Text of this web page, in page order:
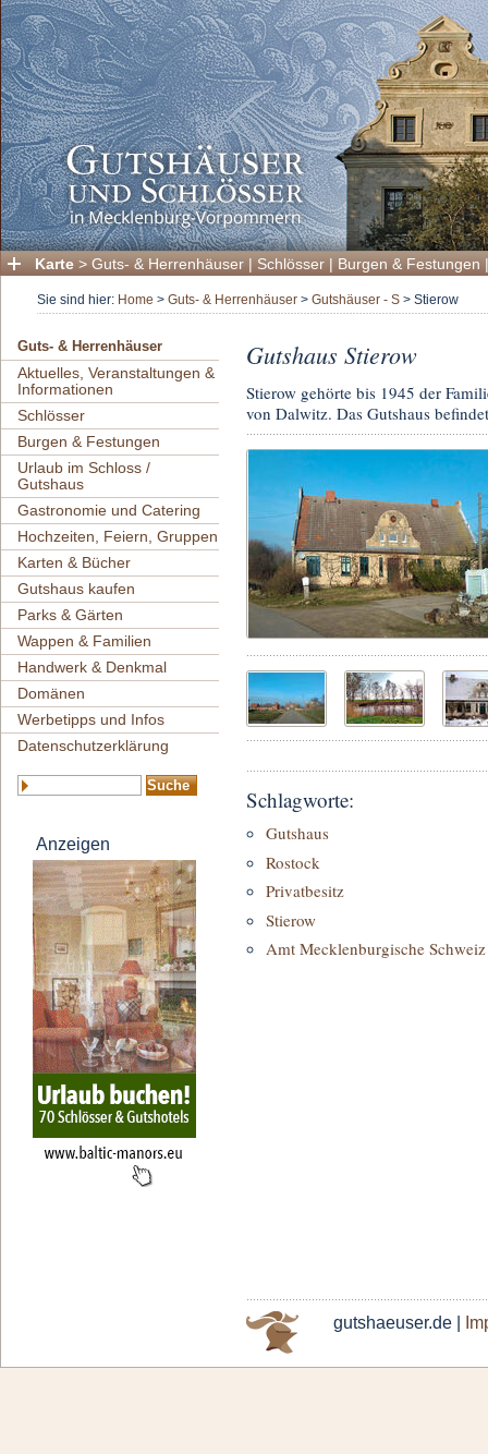
Karte > Guts- & Herrenhäuser | Schlösser | Burgen & Festungen
Sie sind hier: Home > Guts- & Herrenhäuser > Gutshäuser - S > Stierow
Guts- & Herrenhäuser
Aktuelles, Veranstaltungen &
Informationen
Schlösser
Burgen & Festungen
Urlaub im Schloss /
Gutshaus
Gastronomie und Catering
Hochzeiten, Feiern, Gruppen
Karten & Bücher
Gutshaus kaufen
Parks & Gärten
Wappen & Familien
Handwerk & Denkmal
Domänen
Werbetipps und Infos
Datenschutzerklärung
Anzeigen
Gutshaus Stierow
Stierow gehörte bis 1945 der
von Dalwitz. Das Gutshaus
Schlagworte:
Gutshaus
Rostock
Privatbesitz
Stierow
Amt Mecklenburgische Schweiz
gutshaeuser.de |